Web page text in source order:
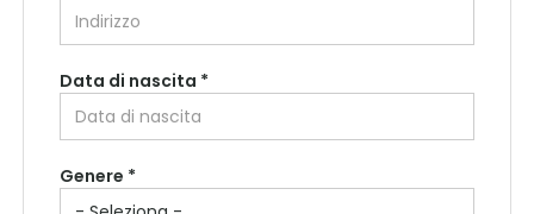
Paese di residenza *
Regione di residenza *
Data di nascita *
Genere *